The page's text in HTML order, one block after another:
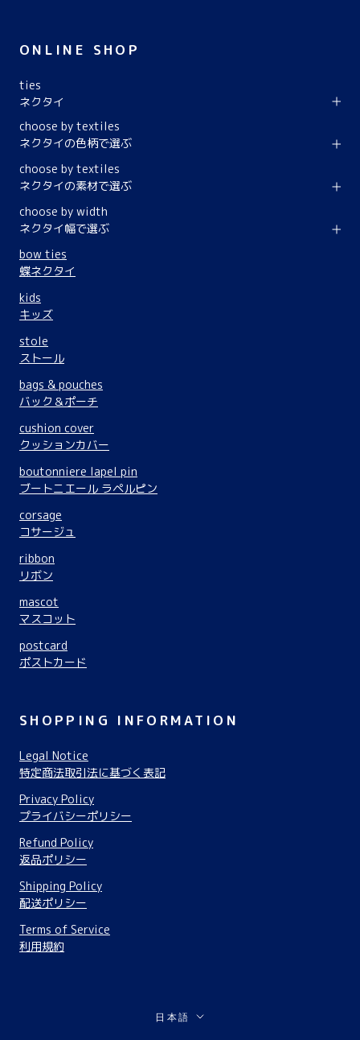
ONLINE SHOP
ties
ネクタイ
choose by textiles
ネクタイの色柄で選ぶ
choose by textiles
ネクタイの素材で選ぶ
choose by width
ネクタイ幅で選ぶ
bow ties
蝶ネクタイ
kids
キッズ
stole
ストール
bags & pouches
バック＆ポーチ
cushion cover
クッションカバー
boutonniere lapel pin
ブートニエール ラペルピン
corsage
コサージュ
ribbon
リボン
mascot
マスコット
postcard
ポストカード
SHOPPING INFORMATION
Legal Notice
特定商法取引法に基づく表記
Privacy Policy
プライバシーポリシー
Refund Policy
返品ポリシー
Shipping Policy
配送ポリシー
Terms of Service
利用規約
言
日本語